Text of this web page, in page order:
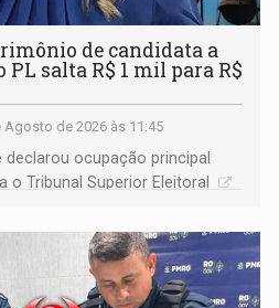
de candidata a
PL salta R$ 1 mil para R$
Agosto de 2026 às 11:45
declarou ocupação principal
o Tribunal Superior Eleitoral